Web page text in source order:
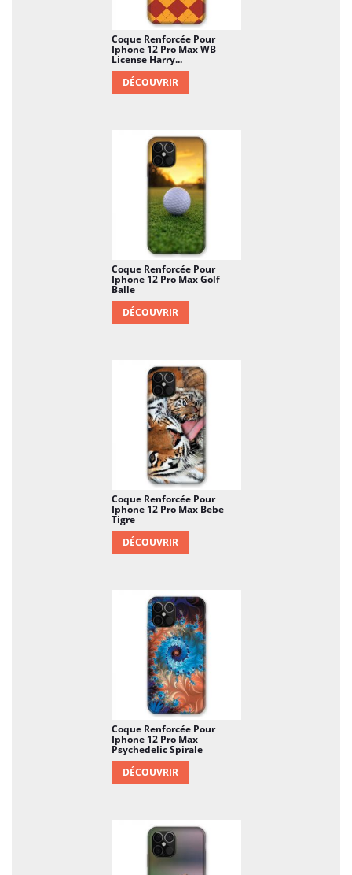
Coque Renforcée Pour
Iphone 12 Pro Max WB
License Harry...
DÉCOUVRIR
Coque Renforcée Pour
Iphone 12 Pro Max Golf
Balle
DÉCOUVRIR
Coque Renforcée Pour
Iphone 12 Pro Max Bebe
Tigre
DÉCOUVRIR
Coque Renforcée Pour
Iphone 12 Pro Max
Psychedelic Spirale
DÉCOUVRIR